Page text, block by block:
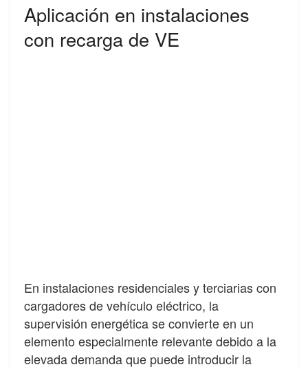
Aplicación en instalaciones
con recarga de VE
En instalaciones residenciales y terciarias con
cargadores de vehículo eléctrico, la
supervisión energética se convierte en un
elemento especialmente relevante debido a la
elevada demanda que puede introducir la